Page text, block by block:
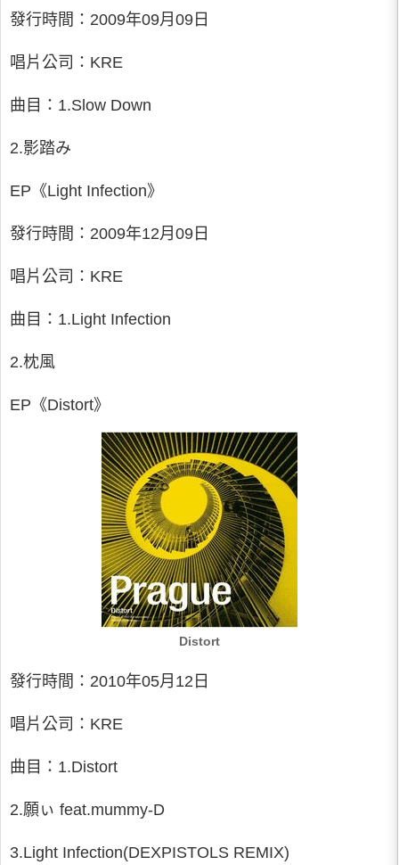
發行時間：2009年09月09日
唱片公司：KRE
曲目：1.Slow Down
2.影踏み
EP《Light Infection》
發行時間：2009年12月09日
唱片公司：KRE
曲目：1.Light Infection
2.枕風
EP《Distort》
Distort
發行時間：2010年05月12日
唱片公司：KRE
曲目：1.Distort
2.願ぃ feat.mummy-D
3.Light Infection(DEXPISTOLS REMIX)